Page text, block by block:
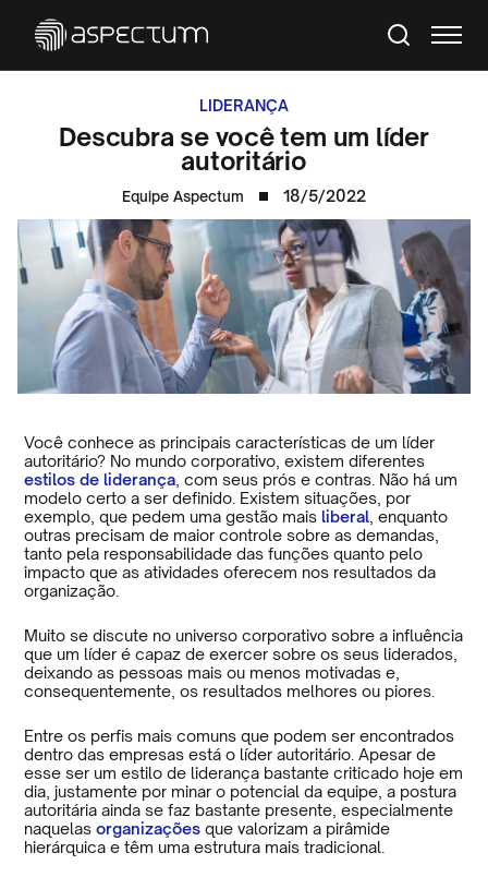
LIDERANÇA
Descubra se você tem um líder
autoritário
Equipe Aspectum 18/5/2022
Você conhece as principais características de um líder
autoritário? No mundo corporativo, existem diferentes
estilos de liderança , com seus prós e contras. Não há um
modelo certo a ser definido. Existem situações, por
exemplo, que pedem uma gestão maisliberal , enquanto
outras precisam de maior controle sobre as demandas,
tanto pela responsabilidade das funções quanto pelo
impacto que as atividades oferecem nos resultados da
organização.
Muito se discute no universo corporativo sobre a influência
que um líder é capaz de exercer sobre os seus liderados,
deixando as pessoas mais ou menos motivadas e,
consequentemente, os resultados melhores ou piores.
Entre os perfis mais comuns que podem ser encontrados
dentro das empresas está o líder autoritário. Apesar de
esse ser um estilo de liderança bastante criticado hoje em
dia, justamente por minar o potencial da equipe, a postura
autoritária ainda se faz bastante presente, especialmente
naquelasorganizações que valorizam a pirâmide
hierárquica e têm uma estrutura mais tradicional.